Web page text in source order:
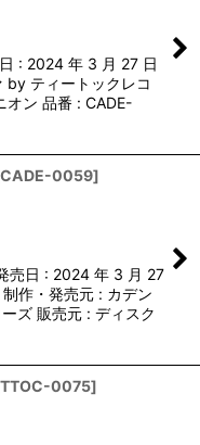
: 2024 年 3 月 27 日
by ティートックレコ
オン 品番 : CADE-
CADE-0059]
売日 : 2024 年 3 月 27
作・発売元 : カデン
ズ 販売元 : ディスク
TTOC-0075]